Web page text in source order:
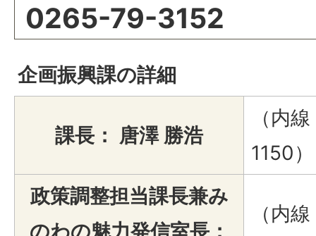
0265-79-3152
企画振興課の詳細
課長： 唐澤 勝浩
（内線
1150）
政策調整担当課長兼み
のわの魅力発信室長：
（内線